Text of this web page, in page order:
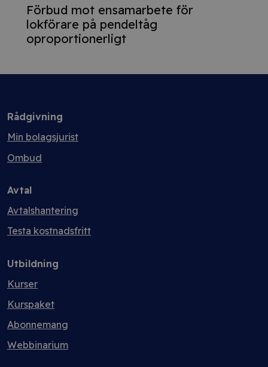
Förbud mot ensamarbete för
lokförare på pendeltåg
oproportionerligt
Rådgivning
Min bolagsjurist
Ombud
Avtal
Avtalshantering
Testa kostnadsfritt
Utbildning
Kurser
Kurspaket
Abonnemang
Webbinarium